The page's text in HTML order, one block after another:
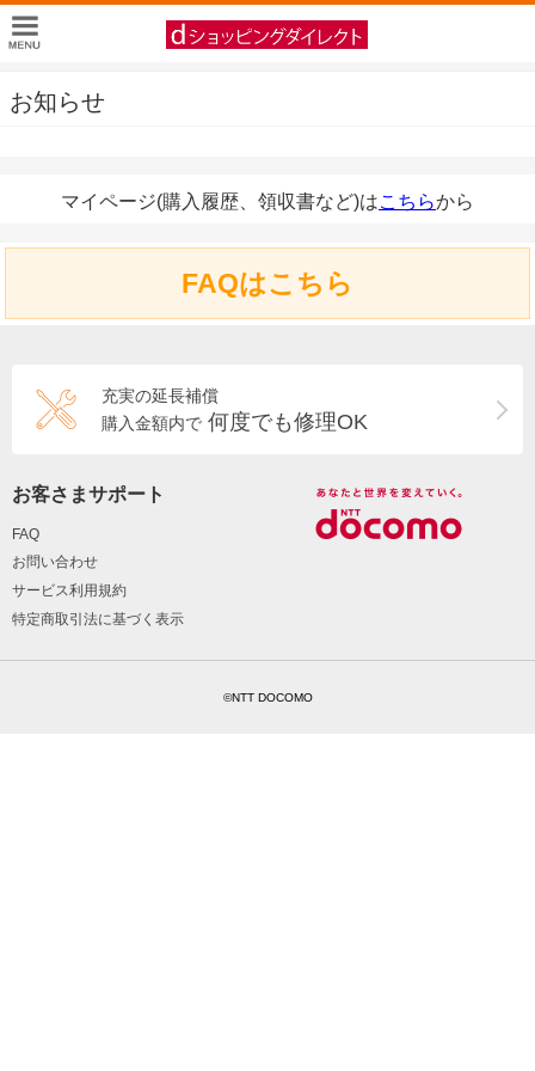
お知らせ
マイページ(購入履歴、領収書など)はこちらから
FAQはこちら
充実の延長補償
購入金額内で 何度でも修理OK
お客さまサポート
FAQ
お問い合わせ
サービス利用規約
特定商取引法に基づく表示
©NTT DOCOMO